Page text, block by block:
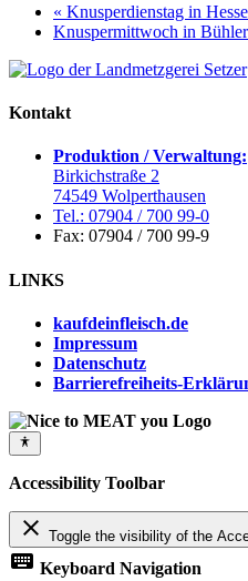
« Knusperdienstag in
Knuspermittwoch in
Kontakt
Produktion / Verwaltung:
Birkichstraße 2
74549 Wolperthausen
Tel.: 07904 / 700 99-0
Fax: 07904 / 700 99-9
LINKS
kaufdeinfleisch.de
Impressum
Datenschutz
Barrierefreiheits-
Accessibility Toolbar
close Toggle the visibility of the
keyboard Keyboard Navigation